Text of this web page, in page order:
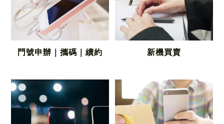
門號申辦｜攜碼｜續約 新機買賣